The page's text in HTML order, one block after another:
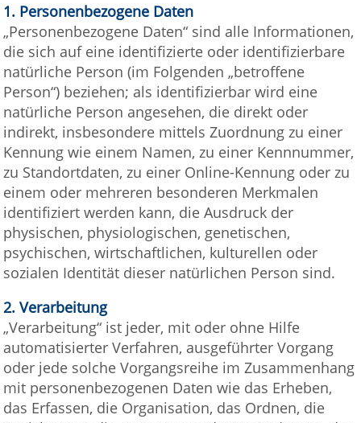
1. Personenbezogene Daten
„Personenbezogene Daten“ sind alle Informationen,
die sich auf eine identifizierte oder identifizierbare
natürliche Person (im Folgenden „betroffene
Person“) beziehen; als identifizierbar wird eine
natürliche Person angesehen, die direkt oder
indirekt, insbesondere mittels Zuordnung zu einer
Kennung wie einem Namen, zu einer Kennnummer,
zu Standortdaten, zu einer Online-Kennung oder zu
einem oder mehreren besonderen Merkmalen
identifiziert werden kann, die Ausdruck der
physischen, physiologischen, genetischen,
psychischen, wirtschaftlichen, kulturellen oder
sozialen Identität dieser natürlichen Person sind.
2.Verarbeitung
„Verarbeitung“ ist jeder, mit oder ohne Hilfe
automatisierter Verfahren, ausgeführter Vorgang
oder jede solche Vorgangsreihe im Zusammenhang
mit personenbezogenen Daten wie das Erheben,
das Erfassen, die Organisation, das Ordnen, die